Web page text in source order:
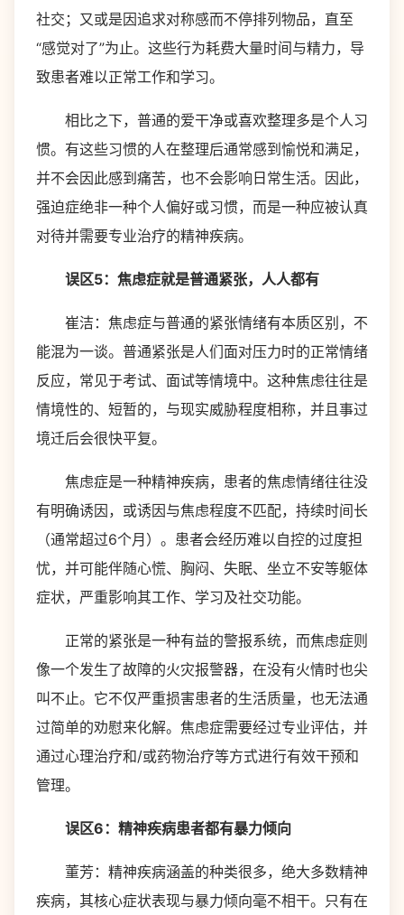
社交；又或是因追求对称感而不停排列物品，直至
“感觉对了”为止。这些行为耗费大量时间与精力，导
致患者难以正常工作和学习。
相比之下，普通的爱干净或喜欢整理多是个人习
惯。有这些习惯的人在整理后通常感到愉悦和满足，
并不会因此感到痛苦，也不会影响日常生活。因此，
强迫症绝非一种个人偏好或习惯，而是一种应被认真
对待并需要专业治疗的精神疾病。
误区5：焦虑症就是普通紧张，人人都有
崔洁：焦虑症与普通的紧张情绪有本质区别，不
能混为一谈。普通紧张是人们面对压力时的正常情绪
反应，常见于考试、面试等情境中。这种焦虑往往是
情境性的、短暂的，与现实威胁程度相称，并且事过
境迁后会很快平复。
焦虑症是一种精神疾病，患者的焦虑情绪往往没
有明确诱因，或诱因与焦虑程度不匹配，持续时间长
（通常超过6个月）。患者会经历难以自控的过度担
忧，并可能伴随心慌、胸闷、失眠、坐立不安等躯体
症状，严重影响其工作、学习及社交功能。
正常的紧张是一种有益的警报系统，而焦虑症则
像一个发生了故障的火灾报警器，在没有火情时也尖
叫不止。它不仅严重损害患者的生活质量，也无法通
过简单的劝慰来化解。焦虑症需要经过专业评估，并
通过心理治疗和/或药物治疗等方式进行有效干预和
管理。
误区6：精神疾病患者都有暴力倾向
董芳：精神疾病涵盖的种类很多，绝大多数精神
疾病，其核心症状表现与暴力倾向毫不相干。只有在